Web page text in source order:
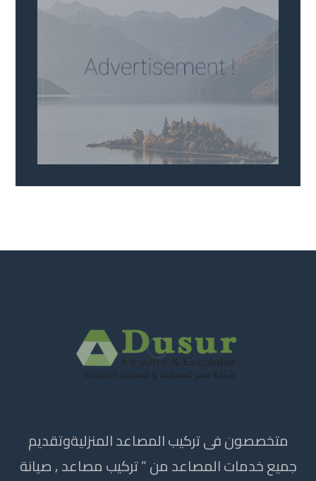
متخصصون فى تركيب المصاعد المنزليةوتقديم
جميع خدمات المصاعد من ” تركيب مصاعد , صيانة